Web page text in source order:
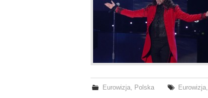
Eurowizja, Polska Eurowizja,